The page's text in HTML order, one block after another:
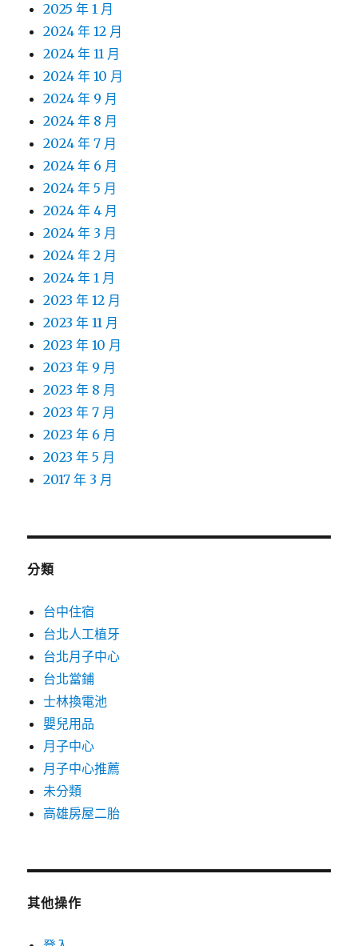
2025 年 1 月
2024 年 12 月
2024 年 11 月
2024 年 10 月
2024 年 9 月
2024 年 8 月
2024 年 7 月
2024 年 6 月
2024 年 5 月
2024 年 4 月
2024 年 3 月
2024 年 2 月
2024 年 1 月
2023 年 12 月
2023 年 11 月
2023 年 10 月
2023 年 9 月
2023 年 8 月
2023 年 7 月
2023 年 6 月
2023 年 5 月
2017 年 3 月
分類
台中住宿
台北人工植牙
台北月子中心
台北當鋪
士林換電池
嬰兒用品
月子中心
月子中心推薦
未分類
高雄房屋二胎
其他操作